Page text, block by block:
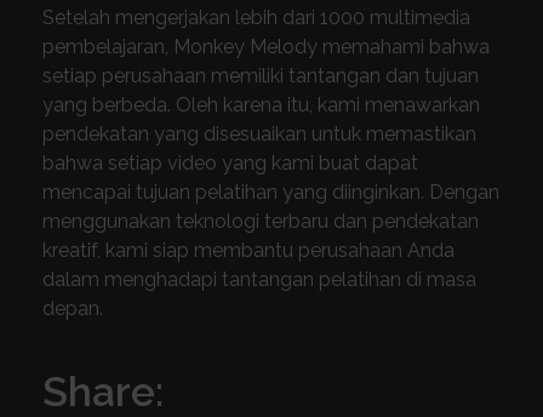
Setelah mengerjakan lebih dari 1000 multimedia
pembelajaran, Monkey Melody memahami bahwa
setiap perusahaan memiliki tantangan dan tujuan
yang berbeda. Oleh karena itu, kami menawarkan
pendekatan yang disesuaikan untuk memastikan
bahwa setiap video yang kami buat dapat
mencapai tujuan pelatihan yang diinginkan. Dengan
menggunakan teknologi terbaru dan pendekatan
kreatif, kami siap membantu perusahaan Anda
dalam menghadapi tantangan pelatihan di masa
depan.
Share: